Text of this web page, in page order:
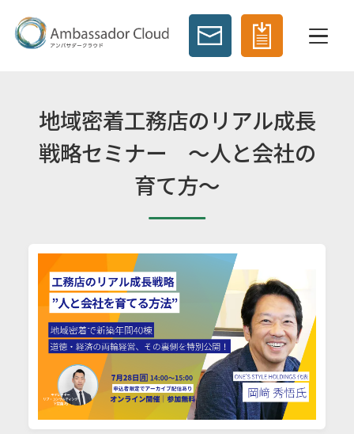
地域密着工務店のリアル成長
戦略セミナー ～人と会社の
育て方～